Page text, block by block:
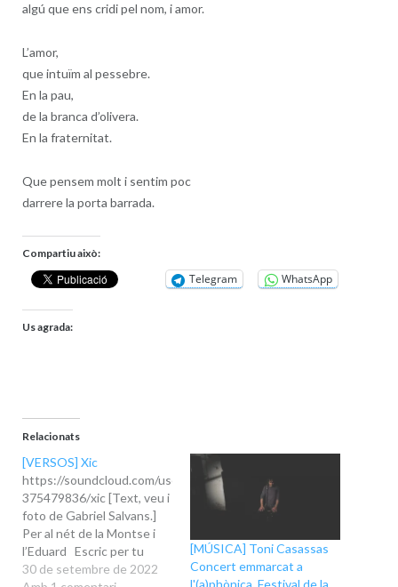
algú que ens cridi pel nom, i amor.
L’amor,
que intuïm al pessebre.
En la pau,
de la branca d’olivera.
En la fraternitat.
Que pensem molt i sentim poc
darrere la porta barrada.
Compartiu això:
Telegram WhatsApp
Us agrada:
Relacionats
[VERSOS] Xic
https://soundcloud.com/user-
375479836/xic [Text, veu i
foto de Gabriel Salvans.]
Per al nét de la Montse i
l’Eduard Escric per tu
Martí, xic, en la sequera i la
30 de setembre de 2022
[MÚSICA] Toni Casassas
Concert emmarcat a
l'(a)phònica, Festival de la